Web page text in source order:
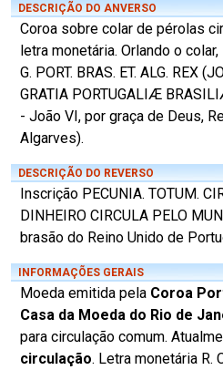
DESCRIÇÃO DO ANVERSO
Coroa sobre colar de pérolas
letra monetária. Orlando o
G. PORT. BRAS. ET. ALG. REX
GRATIA PORTUGALIÆ
- João VI, por graça de Deus,
Algarves).
DESCRIÇÃO DO REVERSO
Inscrição PECUNIA. TOTUM.
DINHEIRO CIRCULA PELO
brasão do Reino Unido de
INFORMAÇÕES GERAIS
Moeda emitida pela Coroa
Casa da Moeda do Rio de
para circulação comum.
circulação. Letra monetária R.